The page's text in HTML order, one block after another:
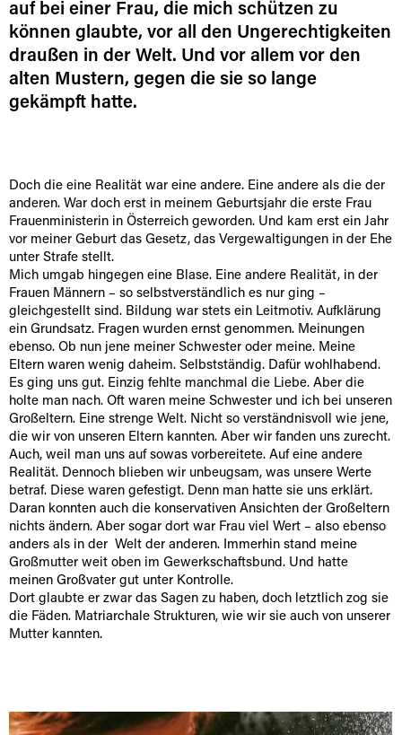
auf bei einer Frau, die mich schützen zu
können glaubte, vor all den Ungerechtigkeiten
draußen in der Welt. Und vor allem vor den
alten Mustern, gegen die sie so lange
gekämpft hatte.
Doch die eine Realität war eine andere. Eine andere als die der
anderen. War doch erst in meinem Geburtsjahr die erste Frau
Frauenministerin in Österreich geworden. Und kam erst ein Jahr
vor meiner Geburt das Gesetz, das Vergewaltigungen in der Ehe
unter Strafe stellt.
Mich umgab hingegen eine Blase. Eine andere Realität, in der
Frauen Männern – so selbstverständlich es nur ging –
gleichgestellt sind. Bildung war stets ein Leitmotiv. Aufklärung
ein Grundsatz. Fragen wurden ernst genommen. Meinungen
ebenso. Ob nun jene meiner Schwester oder meine. Meine
Eltern waren wenig daheim. Selbstständig. Dafür wohlhabend.
Es ging uns gut. Einzig fehlte manchmal die Liebe. Aber die
holte man nach. Oft waren meine Schwester und ich bei unseren
Großeltern. Eine strenge Welt. Nicht so verständnisvoll wie jene,
die wir von unseren Eltern kannten. Aber wir fanden uns zurecht.
Auch, weil man uns auf sowas vorbereitete. Auf eine andere
Realität. Dennoch blieben wir unbeugsam, was unsere Werte
betraf. Diese waren gefestigt. Denn man hatte sie uns erklärt.
Daran konnten auch die konservativen Ansichten der Großeltern
nichts ändern. Aber sogar dort war Frau viel Wert – also ebenso
anders als in der Welt der anderen. Immerhin stand meine
Großmutter weit oben im Gewerkschaftsbund. Und hatte
meinen Großvater gut unter Kontrolle.
Dort glaubte er zwar das Sagen zu haben, doch letztlich zog sie
die Fäden. Matriarchale Strukturen, wie wir sie auch von unserer
Mutter kannten.